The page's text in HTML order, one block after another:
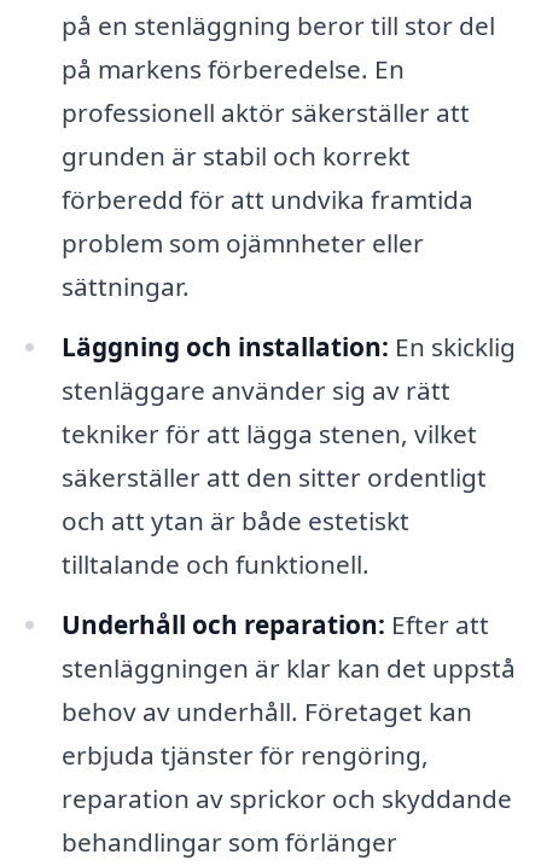
på en stenläggning beror till stor del
på markens förberedelse. En
professionell aktör säkerställer att
grunden är stabil och korrekt
förberedd för att undvika framtida
problem som ojämnheter eller
sättningar.
Läggning och installation: En skicklig
stenläggare använder sig av rätt
tekniker för att lägga stenen, vilket
säkerställer att den sitter ordentligt
och att ytan är både estetiskt
tilltalande och funktionell.
Underhåll och reparation: Efter att
stenläggningen är klar kan det uppstå
behov av underhåll. Företaget kan
erbjuda tjänster för rengöring,
reparation av sprickor och skyddande
behandlingar som förlänger